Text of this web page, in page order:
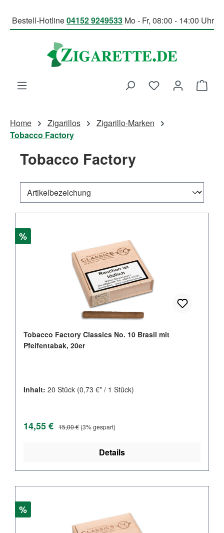
Bestell-Hotline04152 9249533 Mo - Fr, 08:00 - 14:00 Uhr
Du hast 0
Home Zigarillos
Zigarillo-Marken
Tobacco Factory
Tobacco Factory
Rabatt
%
Tobacco Factory Classics No. 10 Brasil mit
Pfeifentabak, 20er
Inhalt: 20 Stück (0,73 €* / 1 Stück)
Verkaufspreis:
14,55 € Regulärer Preis:
15,00 € (3% gespart)
Details
Rabatt
%